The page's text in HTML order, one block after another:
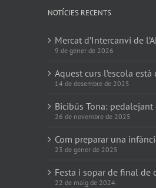
NOTÍCIES RECENTS
Mercat d’Intercanvi de
9 de gener de 2026
Aquest curs l’escola està
14 de desembre de 2025
Bicibús Tona:
26 de novembre de 2025
Com preparar una
23 de gener de 2025
Festa i sopar de final de
22 de maig de 2024